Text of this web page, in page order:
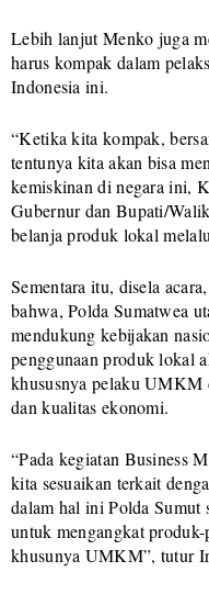
Lebih lanjut Menko juga
harus kompak dalam
Indonesia ini.
“Ketika kita kompak,
tentunya kita akan bisa
kemiskinan di negara ini,
Gubernur dan Bupati/
belanja produk lokal
Sementara itu, disela
bahwa, Polda Sumatwea
mendukung kebijakan
penggunaan produk lokal
khususnya pelaku UMKM
dan kualitas ekonomi.
“Pada kegiatan Business
kita sesuaikan terkait
dalam hal ini Polda Sumut
untuk mengangkat
khusunya UMKM”, tutur